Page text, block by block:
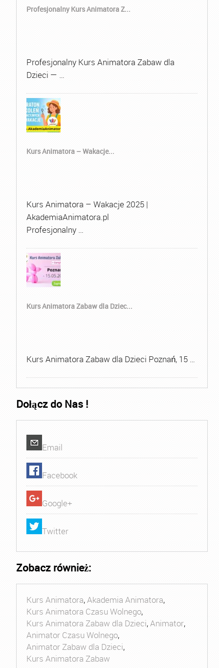
Profesjonalny Kurs Animatora Z...
Profesjonalny Kurs Animatora Zabaw dla
Dzieci — …
Kurs Animatora – Wakacje...
Kurs Animatora – Wakacje 2025 |
AkademiaAnimatora.pl
Profesjonalny …
Kurs Animatora Zabaw dla Dziec...
Kurs Animatora Zabaw dla Dzieci Poznań, 15 …
Dołącz do Nas !
Email
Facebook
Google+
Twitter
Zobacz również:
Kurs Animatora,Akademia Animatora,
Kurs Animatora Czasu Wolnego,
Kurs Animatora Zabaw dla Dzieci,Animator,
Animator Czasu Wolnego,
Animator Zabaw dla Dzieci,
Kurs Animatora Zabaw